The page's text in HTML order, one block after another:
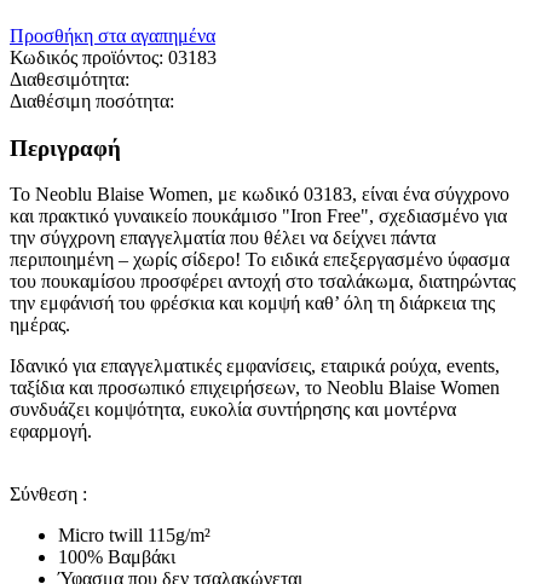
Προσθήκη στα αγαπημένα
Κωδικός προϊόντος: 03183
Διαθεσιμότητα:
Διαθέσιμη ποσότητα:
Περιγραφή
Το Neoblu Blaise Women, με κωδικό 03183, είναι ένα σύγχρονο
και πρακτικό γυναικείο πουκάμισο "Iron Free", σχεδιασμένο για
την σύγχρονη επαγγελματία που θέλει να δείχνει πάντα
περιποιημένη – χωρίς σίδερο! Το ειδικά επεξεργασμένο ύφασμα
του πουκαμίσου προσφέρει αντοχή στο τσαλάκωμα, διατηρώντας
την εμφάνισή του φρέσκια και κομψή καθ’ όλη τη διάρκεια της
ημέρας.
Ιδανικό για επαγγελματικές εμφανίσεις, εταιρικά ρούχα, events,
ταξίδια και προσωπικό επιχειρήσεων, το Neoblu Blaise Women
συνδυάζει κομψότητα, ευκολία συντήρησης και μοντέρνα
εφαρμογή.
Σύνθεση :
Micro twill 115g/m²
100% Βαμβάκι
Ύφασμα που δεν τσαλακώνεται